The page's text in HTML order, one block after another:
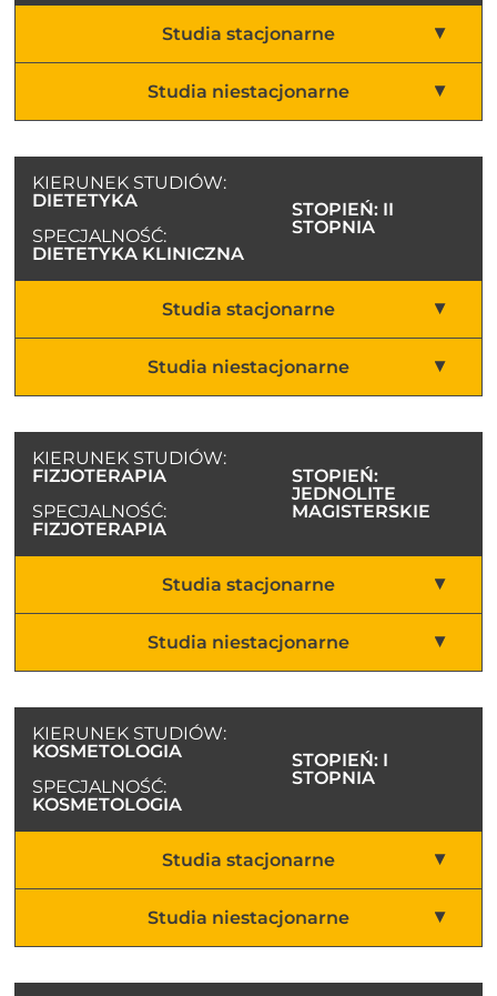
Studia stacjonarne
Studia niestacjonarne
KIERUNEK STUDIÓW:
DIETETYKA
SPECJALNOŚĆ:
DIETETYKA KLINICZNA
STOPIEŃ: II
STOPNIA
Studia stacjonarne
Studia niestacjonarne
KIERUNEK STUDIÓW:
FIZJOTERAPIA
SPECJALNOŚĆ:
FIZJOTERAPIA
STOPIEŃ:
JEDNOLITE
MAGISTERSKIE
Studia stacjonarne
Studia niestacjonarne
KIERUNEK STUDIÓW:
KOSMETOLOGIA
SPECJALNOŚĆ:
KOSMETOLOGIA
STOPIEŃ: I
STOPNIA
Studia stacjonarne
Studia niestacjonarne